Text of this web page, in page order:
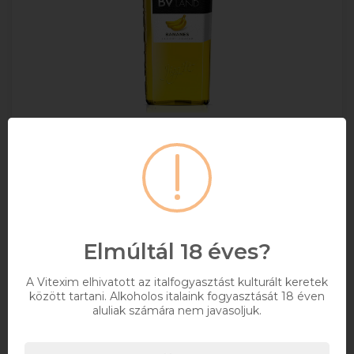
BVland Bananes Likőr 0.7l
+ DRS DÍJ/ÜVEG
Bruttó ár
Elérhetőségekről érdeklődjön
Elmúltál 18 éves?
A Vitexim elhivatott az italfogyasztást kulturált keretek
között tartani. Alkoholos italaink fogyasztását 18 éven
aluliak számára nem javasoljuk.